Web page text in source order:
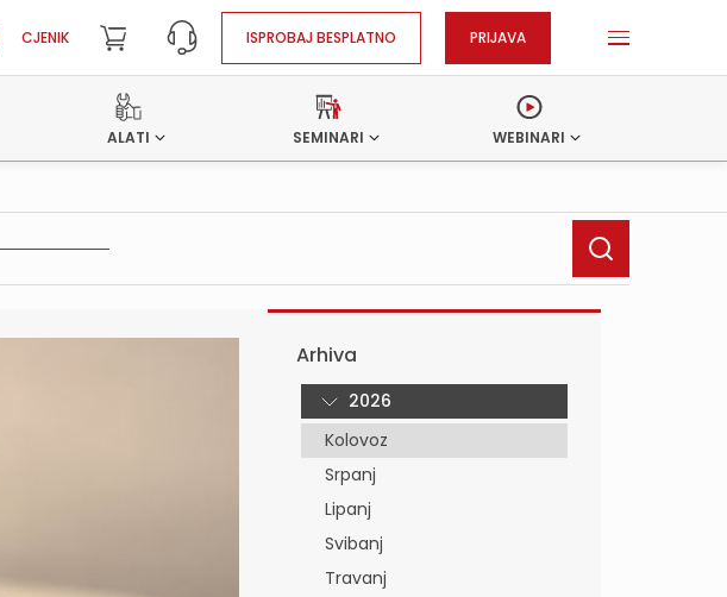
CJENIK ISPROBAJ BESPLATNO PRIJAVA
ALATI SEMINARI WEBINARI
Arhiva
2026
Kolovoz
Srpanj
Lipanj
Svibanj
Travanj